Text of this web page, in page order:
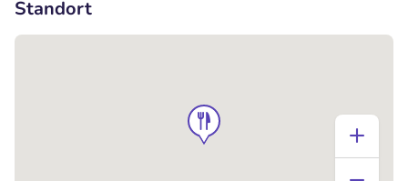
Standort